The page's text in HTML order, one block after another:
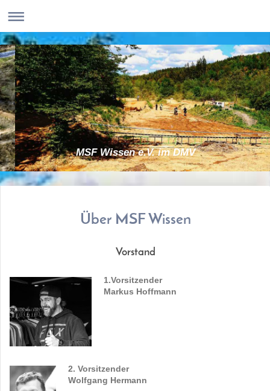
MSF Wissen e.V. im DMV
Über MSF Wissen
Vorstand
1.Vorsitzender
Markus Hoffmann
2. Vorsitzender
Wolfgang Hermann